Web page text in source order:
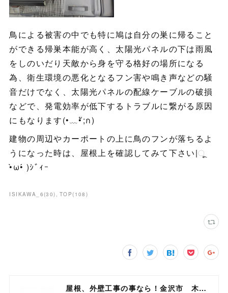
鳥による被害の中でも特に鳩は自分の巣に帰ること
ができる帰巣本能が高く、太陽光パネルの下は雨風
をしのいだり天敵から身を守る格好の場所になる
為、衛生環境の悪化となるフン害や鳴き声などの騒
音だけでなく、太陽光パネルの配線ケーブルの破損
などで、発電効率が低下するトラブルに繋がる原因
にもなります(•﹏•ั;ก)
建物の周辺やカーポートの上に鳥のフンが落ちるよ
うになった時は、屋根上を確認してみて下さい|ૂ
•̀ω•́ )ｼﾞｨｰ
ISIKAWA_6(30) TOP( 108 )
屋根、外壁工事の事なら！金沢市 木村工業